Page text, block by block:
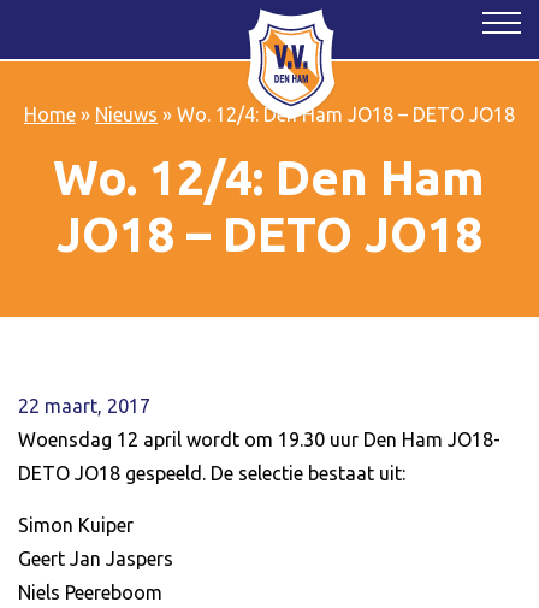
Home» Nieuws » Wo. 12/4: Den Ham JO18 – DETO JO18
Wo. 12/4: Den Ham
JO18 – DETO JO18
22 maart, 2017
Woensdag 12 april wordt om 19.30 uur Den Ham JO18-
DETO JO18 gespeeld. De selectie bestaat uit:
Simon Kuiper
Geert Jan Jaspers
Niels Peereboom